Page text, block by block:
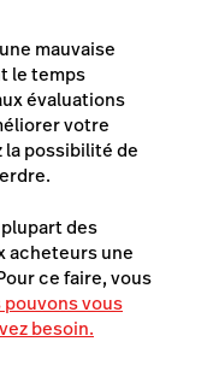
mauvaise
le temps
évaluations
votre
la possibilité de
des
acheteurs une
ce faire, vous
pouvons vous
besoin.